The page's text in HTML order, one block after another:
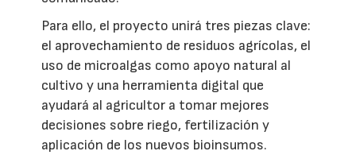
Para ello, el proyecto unirá tres piezas clave:
el aprovechamiento de residuos agrícolas, el
uso de microalgas como apoyo natural al
cultivo y una herramienta digital que
ayudará al agricultor a tomar mejores
decisiones sobre riego, fertilización y
aplicación de los nuevos bioinsumos.